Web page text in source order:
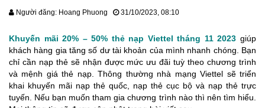
Người đăng: Hoang Phuong 31/10/2023, 08:10
Khuyến mãi 20% – 50% thẻ nạp Viettel tháng 11 2023 giúp
khách hàng gia tăng số dư tài khoản của mình nhanh chóng. Bạn
chỉ cần nạp thẻ sẽ nhận được mức ưu đãi tuỳ theo chương trình
và mệnh giá thẻ nạp. Thông thường nhà mạng Viettel sẽ triển
khai khuyến mãi nạp thẻ quốc, nạp thẻ cục bộ và nạp thẻ trực
tuyến. Nếu bạn muốn tham gia chương trình nào thì nên tìm hiểu.